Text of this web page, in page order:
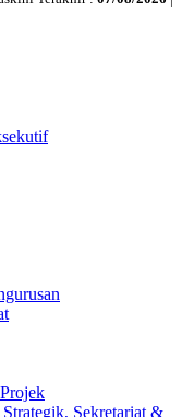
Sekretariat &